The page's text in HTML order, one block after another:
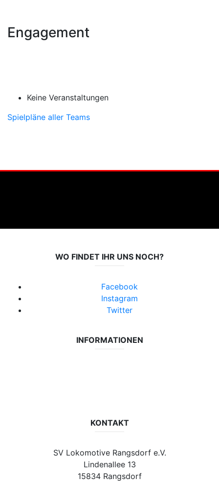
Engagement
Keine Veranstaltungen
Spielpläne aller Teams
WO FINDET IHR UNS NOCH?
Facebook
Instagram
Twitter
INFORMATIONEN
KONTAKT
SV Lokomotive Rangsdorf e.V.
Lindenallee 13
15834 Rangsdorf